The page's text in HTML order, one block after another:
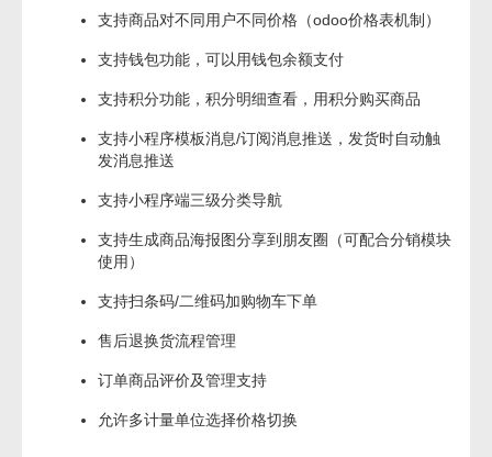
支持商品对不同用户不同价格（odoo价格表机制）
支持钱包功能，可以用钱包余额支付
支持积分功能，积分明细查看，用积分购买商品
支持小程序模板消息/订阅消息推送，发货时自动触
发消息推送
支持小程序端三级分类导航
支持生成商品海报图分享到朋友圈（可配合分销模块
使用）
支持扫条码/二维码加购物车下单
售后退换货流程管理
订单商品评价及管理支持
允许多计量单位选择价格切换